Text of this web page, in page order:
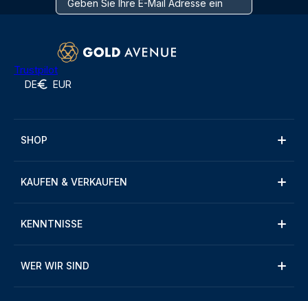
Trustpilot
DE EUR
SHOP
KAUFEN & VERKAUFEN
KENNTNISSE
WER WIR SIND